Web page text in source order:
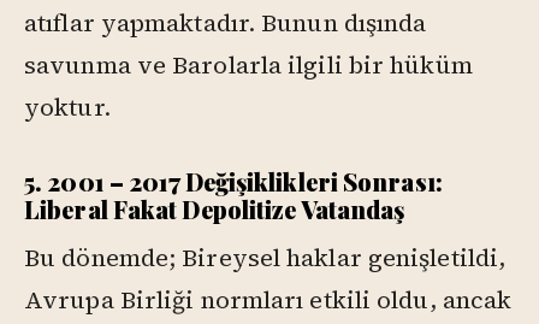
atıflar yapmaktadır. Bunun dışında
savunma ve Barolarla ilgili bir hüküm
yoktur.
5. 2001 – 2017 Değişiklikleri Sonrası:
Liberal Fakat Depolitize Vatandaş
Bu dönemde; Bireysel haklar genişletildi,
Avrupa Birliği normları etkili oldu, ancak